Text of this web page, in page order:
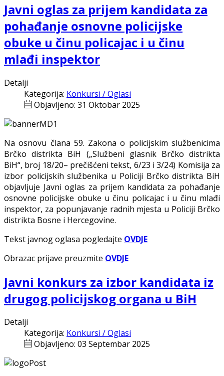
Javni oglas za prijem kandidata za
pohađanje osnovne policijske
obuke u činu policajac i u činu
mlađi inspektor
Detalji
Kategorija: Konkursi / Oglasi
Objavljeno: 31 Oktobar 2025
Na osnovu člana 59. Zakona o policijskim službenicima
Brčko distrikta BiH („Službeni glasnik Brčko distrikta
BiH“, broj 18/20– prečišćeni tekst, 6/23 i 3/24) Komisija za
izbor policijskih službenika u Policiji Brčko distrikta BiH
objavlјuje Javni oglas za prijem kandidata za pohađanje
osnovne policijske obuke u činu policajac i u činu mlađi
inspektor, za popunjavanje radnih mjesta u Policiji Brčko
distrikta Bosne i Hercegovine.
Tekst javnog oglasa pogledajte OVDJE
Obrazac prijave preuzmite OVDJE
Javni konkurs za izbor kandidata iz
drugog policijskog organa u BiH
Detalji
Kategorija: Konkursi / Oglasi
Objavljeno: 03 Septembar 2025